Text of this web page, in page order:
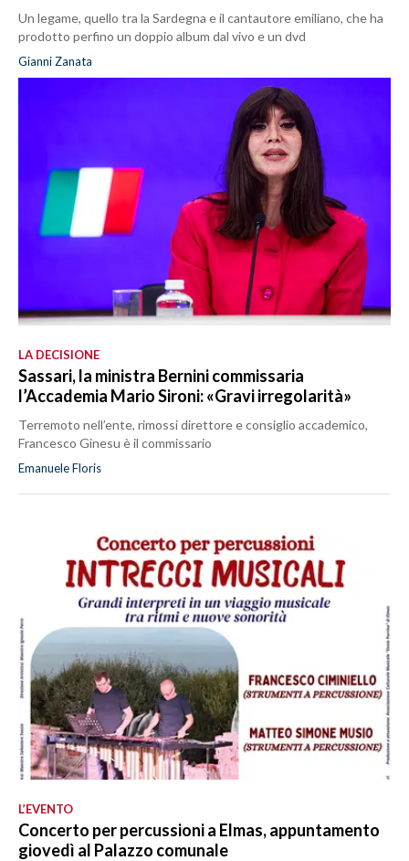
Un legame, quello tra la Sardegna e il cantautore emiliano, che ha
prodotto perfino un doppio album dal vivo e un dvd
Gianni Zanata
LA DECISIONE
Sassari, la ministra Bernini commissaria
l’Accademia Mario Sironi: «Gravi irregolarità»
Terremoto nell’ente, rimossi direttore e consiglio accademico,
Francesco Ginesu è il commissario
Emanuele Floris
L’EVENTO
Concerto per percussioni a Elmas, appuntamento
giovedì al Palazzo comunale